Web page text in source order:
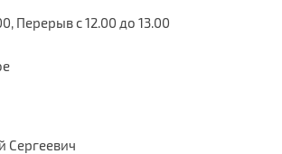
Перерыв с 12.00 до 13.00​
Сергеевич